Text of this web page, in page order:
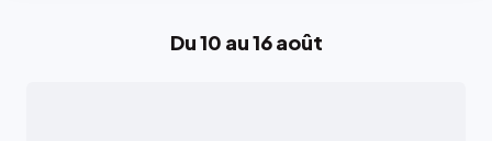
Du 10 au 16 août